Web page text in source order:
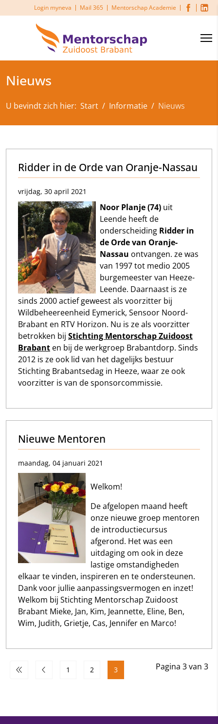
Login myneva Mail 365 Mentorschap Academie
Nieuws
U bevindt zich hier: Start Informatie Nieuws
Ridder in de Orde van Oranje-Nassau
vrijdag, 30 april 2021
Noor Planje (74) uit
Leende heeft de
onderscheiding Ridder in
de Orde van Oranje-
Nassau ontvangen. ze was
van 1997 tot medio 2005
burgemeester van Heeze-
Leende. Daarnaast is ze
sinds 2000 actief geweest als voorzitter bij
Wildbeheereenheid Eymerick, Sensoor Noord-
Brabant en RTV Horizon. Nu is ze als voorzitter
betrokken bij Stichting Mentorschap Zuidoost
Brabant en bij de werkgroep Brabantdorp. Sinds
2012 is ze ook lid van het dagelijks bestuur
Stichting Brabantsedag in Heeze, waar ze ook
voorzitter is van de sponsorcommissie.
Nieuwe Mentoren
maandag, 04 januari 2021
Welkom!
De afgelopen maand heeft
onze nieuwe groep mentoren
de introductiecursus
afgerond. Het was een
uitdaging om ook in deze
lastige omstandigheden
elkaar te vinden, inspireren en te ondersteunen.
Dank voor jullie aanpassingsvermogen en inzet!
Welkom bij Stichting Mentorschap Zuidoost
Brabant Mieke, Jan, Kim, Jeannette, Eline, Ben,
Wim, Judith, Grietje, Cas, Jennifer en Marco!
Pagina 3 van 3
1 2 3